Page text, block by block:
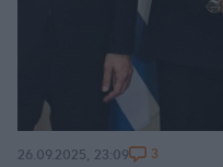
26.09.2025, 23:09 3